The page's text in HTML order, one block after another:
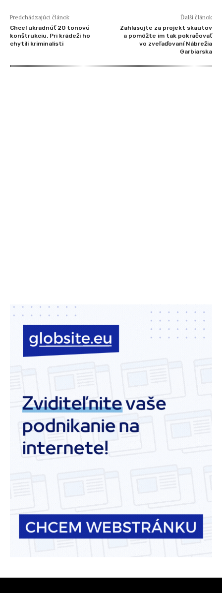
Predchádzajúci článok
Chcel ukradnúť 20 tonovú
konštrukciu. Pri krádeži ho
chytili kriminalisti
Ďalší článok
Zahlasujte za projekt skautov
a pomôžte im tak pokračovať
vo zveľaďovaní Nábrežia
Garbiarska